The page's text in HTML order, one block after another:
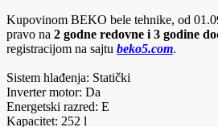
Kupovinom BEKO bele tehnike, od
pravo na 2 godne redovne i 3 godine
registracijom na sajtu beko5.com.
Sistem hlađenja: Statički
Inverter motor: Da
Energetski razred: E
Kapacitet: 252 l